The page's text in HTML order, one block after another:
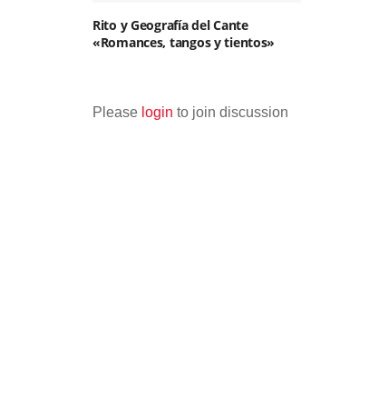
Rito y Geografía del Cante
«Romances, tangos y tientos»
Please login to join discussion